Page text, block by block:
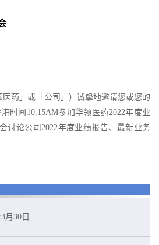
药」或「公司」）诚挚地邀请您或您的
时间10:15AM参加华领医药2022年度业
讨论公司2022年度业绩报告、最新业务
月30日